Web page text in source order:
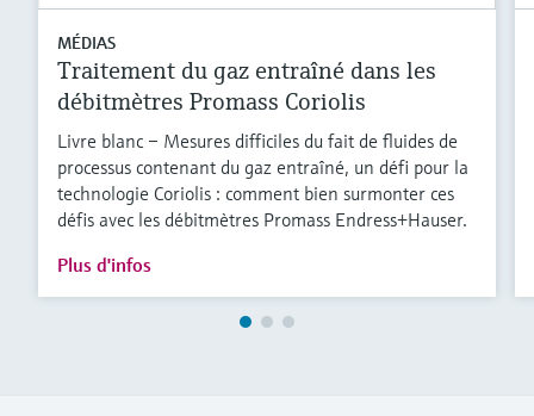
MÉDIAS
Traitement du gaz entraîné dans les
débitmètres Promass Coriolis
Livre blanc – Mesures difficiles du fait de fluides de
processus contenant du gaz entraîné, un défi pour la
technologie Coriolis : comment bien surmonter ces
défis avec les débitmètres Promass Endress+Hauser.
Plus d'infos